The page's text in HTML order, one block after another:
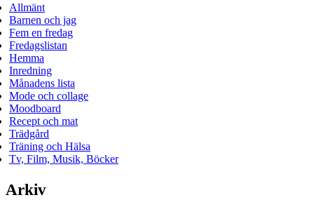
Allmänt
Barnen och jag
Fem en fredag
Fredagslistan
Hemma
Inredning
Månadens lista
Mode och collage
Moodboard
Recept och mat
Trädgård
Träning och Hälsa
Tv, Film, Musik, Böcker
Arkiv